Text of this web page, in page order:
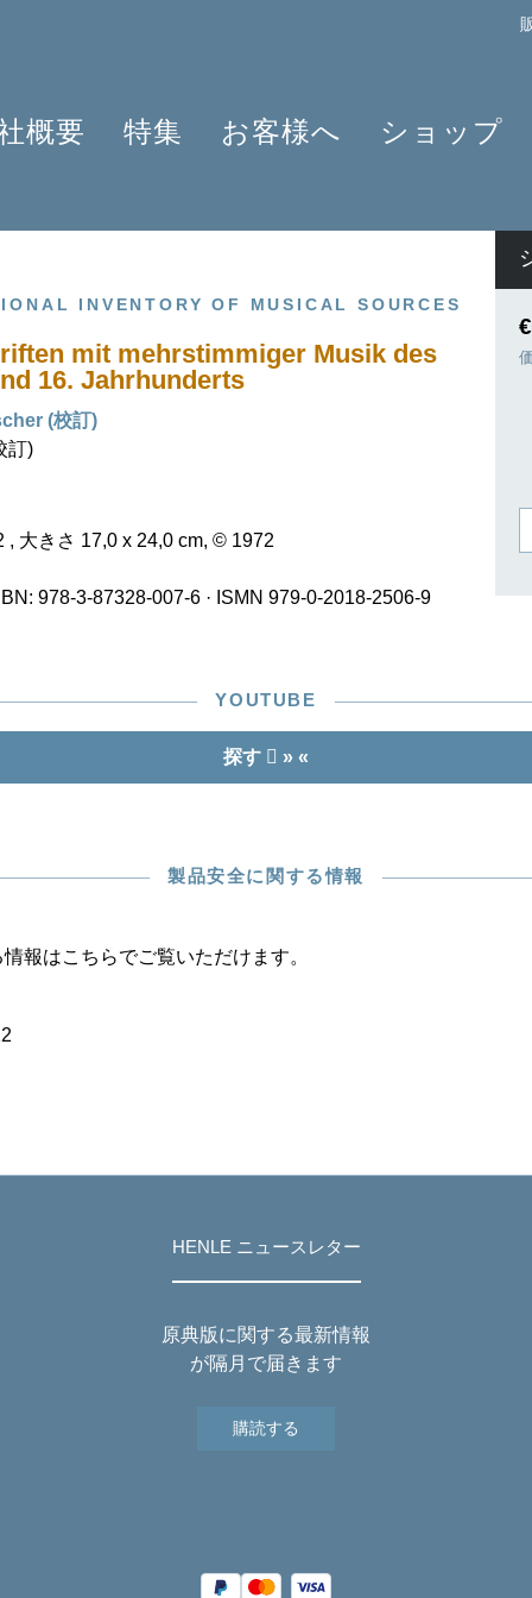
概要 特集 お客様へ ショップ
典版とは
プリ・ヘンレライブラリ
ュンター・ヘンレ
人たち
献者
会貢献
ョパンのワルツ - 2024年の発見
アノ協奏曲
ェーンベルク 2024
ルゲイ・プロコフィエフ
業 75周年
曲家キーシン
報資料
売店検索
ぶ・教える
するHENLE
ンレブログ
知らせ
器編成
INVENTORY OF MUSICAL SOURCES
mit mehrstimmiger Musik des
16. Jahrhunderts
(校訂)
訂)
, 大きさ 17,0 x 24,0 cm, © 1972
978-3-87328-007-6 · ISMN 979-0-2018-2506-9
YOUTUBE
探す » «
製品安全に関する情報
報はこちらでご覧いただけます。
HENLE ニュースレター
原典版に関する最新情報
が隔月で届きます
購読する